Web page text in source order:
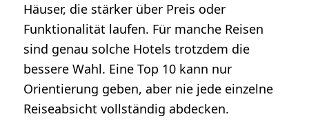
Häuser, die stärker über Preis oder
Funktionalität laufen. Für manche Reisen
sind genau solche Hotels trotzdem die
bessere Wahl. Eine Top 10 kann nur
Orientierung geben, aber nie jede einzelne
Reiseabsicht vollständig abdecken.